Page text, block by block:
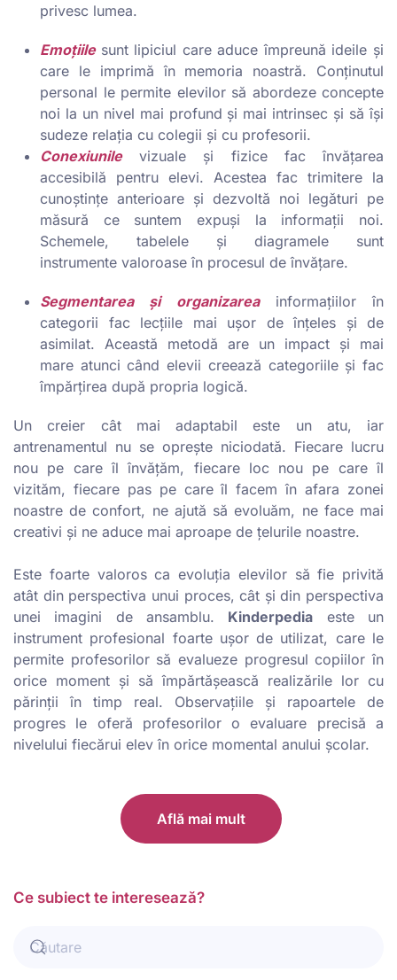
privesc lumea.
Emoțiile sunt lipiciul care aduce împreună ideile și
care le imprimă în memoria noastră. Conținutul
personal le permite elevilor să abordeze concepte
noi la un nivel mai profund și mai intrinsec și să își
sudeze relația cu colegii și cu profesorii.
Conexiunilevizuale și fizice fac învățarea
accesibilă pentru elevi. Acestea fac trimitere la
cunoștințe anterioare și dezvoltă noi legături pe
măsură ce suntem expuși la informații noi.
Schemele, tabelele și diagramele sunt
instrumente valoroase în procesul de învățare.
Segmentarea și organizareainformațiilor în
categorii fac lecțiile mai ușor de înțeles și de
asimilat. Această metodă are un impact și mai
mare atunci când elevii creează categoriile și fac
împărțirea după propria logică.
Un creier cât mai adaptabil este un atu, iar
antrenamentul nu se oprește niciodată. Fiecare lucru
nou pe care îl învățăm, fiecare loc nou pe care îl
vizităm, fiecare pas pe care îl facem în afara zonei
noastre de confort, ne ajută să evoluăm, ne face mai
creativi și ne aduce mai aproape de țelurile noastre.
Este foarte valoros ca evoluția elevilor să fie privită
atât din perspectiva unui proces, cât și din perspectiva
unei imagini de ansamblu. Kinderpedia este un
instrument profesional foarte ușor de utilizat, care le
permite profesorilor să evalueze progresul copiilor în
orice moment și să împărtășească realizările lor cu
părinții în timp real. Observațiile și rapoartele de
progres le oferă profesorilor o evaluare precisă a
nivelului fiecărui elev în orice momental anului școlar.
Află mai mult
Ce subiect te interesează?